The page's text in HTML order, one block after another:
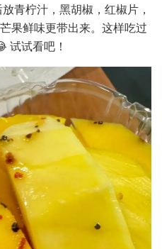
青柠汁，黑胡椒，红椒片，
果鲜味更带出来。这样吃过
试试看吧！